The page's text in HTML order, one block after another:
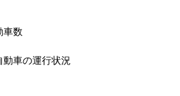
車数
車の運行状況